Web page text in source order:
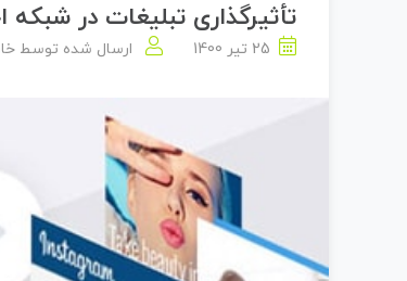
تأثیرگذاری تبلیغات در شبکه
25 تیر 1400 ارسال شده توسط